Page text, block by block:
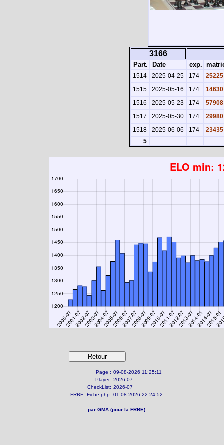
3166
Part. Date exp.
1514 2025-04-25 174
25225
1515
2025-05-16 174
14630
1516
2025-05-23 174
57908
1517
2025-05-30 174
29980
1518
2025-06-06 174
23435
5
Page : 09-08-2026 11:25:11
Player: 2026-07
CheckList: 2026-07
FRBE_Fiche.php: 01-08-2026 22:24:52
par GMA (pour la FRBE)